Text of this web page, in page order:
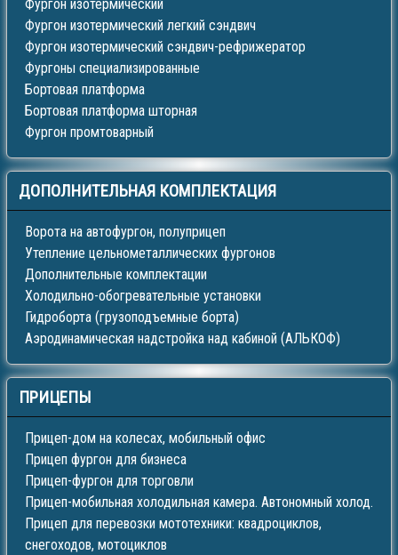
Фургон изотермический
Фургон изотермический легкий сэндвич
Фургон изотермический сэндвич-рефрижератор
Фургоны специализированные
Бортовая платформа
Бортовая платформа шторная
Фургон промтоварный
ДОПОЛНИТЕЛЬНАЯ КОМПЛЕКТАЦИЯ
Ворота на автофургон, полуприцеп
Утепление цельнометаллических фургонов
Дополнительные комплектации
Холодильно-обогревательные установки
Гидроборта (грузоподъемные борта)
Аэродинамическая надстройка над кабиной (АЛЬКОФ)
ПРИЦЕПЫ
Прицеп-дом на колесах, мобильный офис
Прицеп фургон для бизнеса
Прицеп-фургон для торговли
Прицеп-мобильная холодильная камера. Автономный холод.
Прицеп для перевозки мототехники: квадроциклов,
снегоходов, мотоциклов